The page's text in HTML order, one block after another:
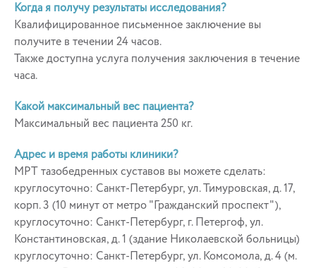
Когда я получу результаты исследования?
Квалифицированное письменное заключение вы
получите в течении 24 часов.
Также доступна услуга получения заключения в течение
часа.
Какой максимальный вес пациента?
Максимальный вес пациента 250 кг.
Адрес и время работы клиники?
МРТ тазобедренных суставов вы можете сделать:
круглосуточно: Санкт-Петербург, ул. Тимуровская, д. 17,
корп. 3 (10 минут от метро "Гражданский проспект"),
круглосуточно: Санкт-Петербург, г. Петергоф, ул.
Константиновская, д. 1 (здание Николаевской больницы)
круглосуточно: Санкт-Петербург, ул. Комсомола, д. 4 (м.